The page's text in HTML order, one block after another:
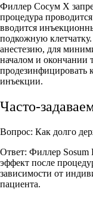
Филлер Сосум Х
процедура
вводится
подкожную
анестезию, для
началом и окончании
продезинфицировать
инъекции.
Часто-
Вопрос: Как долго
Ответ: Филлер Sosum
эффект после
зависимости от
пациента.